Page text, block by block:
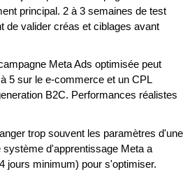
principal. 2 à 3 semaines de test
de valider créas et ciblages avant
Meta Ads optimisée peut
5 sur le e-commerce et un CPL
B2C. Performances réalistes
trop souvent les paramètres d'une
d'apprentissage Meta a
jours minimum) pour s'optimiser.